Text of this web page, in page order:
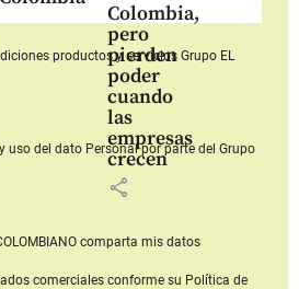
Colombia,
pero
pierden
poder
cuando
las
empresas
crecen
share
productos y serviciosGrupo EL
uso del dato Personalpor parte del Grupo
comparta mis datos
comerciales conforme su Política de